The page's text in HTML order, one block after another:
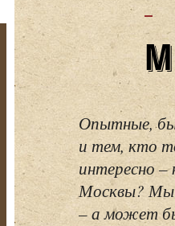
Опытные,
и тем, кто
интересно
Москвы? Мы
– а может